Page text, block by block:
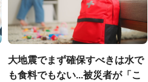
大地震でまず確保すべきは水で
も食料でもない...被災者が「こ